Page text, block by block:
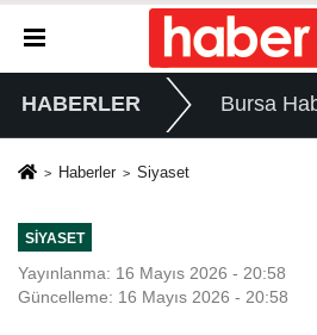
HABERLER Bursa
Haberler Siyaset
SIYASET
Yayınlanma: 16 Mayıs 2026 - 20:58
Güncelleme: 16 Mayıs 2026 - 20:58